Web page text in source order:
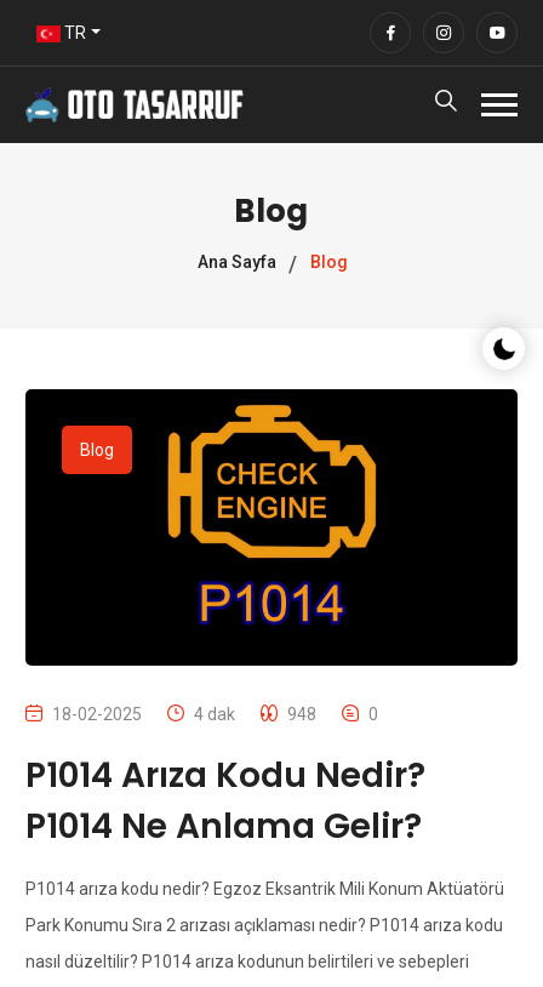
Gece/
TR
Blog
Ana Sayfa Blog
Blog
18-02-2025 4 dak 948 0
P1014 Arıza Kodu Nedir?
P1014 Ne Anlama Gelir?
P1014 arıza kodu nedir? Egzoz Eksantrik Mili Konum Aktüatörü
Park Konumu Sıra 2 arızası açıklaması nedir? P1014 arıza kodu
nasıl düzeltilir? P1014 arıza kodunun belirtileri ve sebepleri